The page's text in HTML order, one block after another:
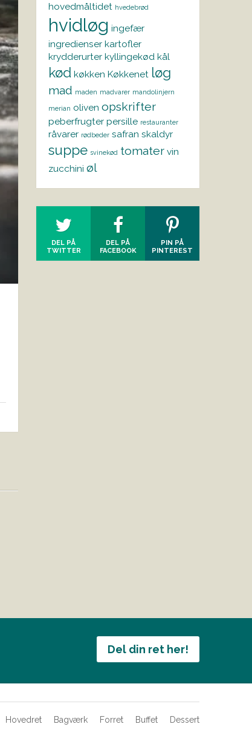
hovedmåltidet hvedebrød
hvidløg ingefær
ingredienser kartofler
krydderurter kyllingekød kål
kød køkken Køkkenet løg
mad maden madvarer mandolinjern
merian oliven opskrifter
peberfrugter persille restauranter
råvarer rødbeder safran skaldyr
suppe svinekød tomater vin
zucchini øl
DEL PÅ
TWITTER
DEL PÅ
FACEBOOK
PIN PÅ
PINTEREST
Del din ret her!
Hovedret Bagværk Forret Buffet Dessert